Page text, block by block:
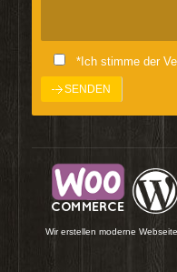
*Ich stimme der
Wir erstellen moderne